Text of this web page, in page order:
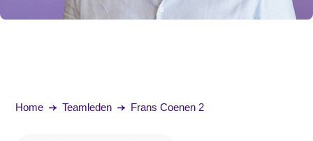
Home Teamleden Frans Coenen 2